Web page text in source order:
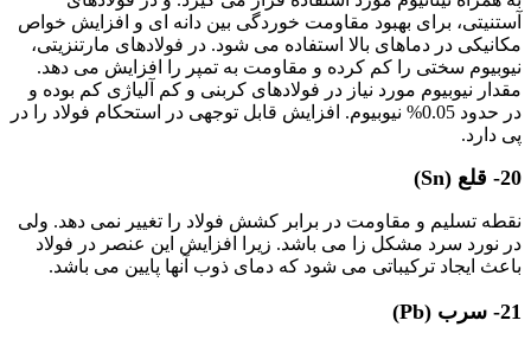
آستنیتی، برای بهبود مقاومت خوردگی بین دانه ای و افزایش خواص
مکانیکی در دماهای بالا استفاده می شود. در فولادهای مارتنزیتی،
نیوبیوم سختی را کم کرده و مقاومت به تمپر را افزایش می دهد.
مقدار نیوبیوم مورد نیاز در فولادهای کربنی و کم آلیاژی کم بوده و
در حدود 0.05% نیوبیوم. افزایش قابل توجهی در استحکام فولاد را در
پی دارد.
20- قلع (Sn)
نقطه تسلیم و مقاومت در برابر کشش فولاد را تغییر نمی دهد. ولی
در نورد سرد مشکل زا می باشد. زیرا افزایش این عنصر در فولاد
باعث ایجاد ترکیباتی می شود که دمای ذوب آنها پایین می باشد.
21- سرب (Pb)